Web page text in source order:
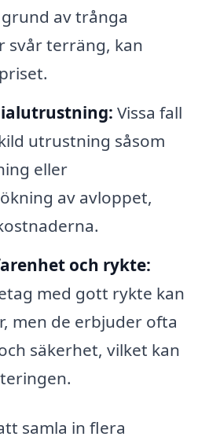
av trånga
svår terräng, kan
Vissa fall
utrustning såsom
eller
av avloppet,
och rykte:
med gott rykte kan
men de erbjuder ofta
säkerhet, vilket kan
samla in flera